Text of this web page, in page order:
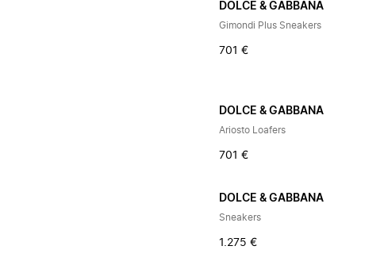
DOLCE & GABBANA
Gimondi Plus Sneakers
701 €
DOLCE & GABBANA
Ariosto Loafers
701 €
DOLCE & GABBANA
Sneakers
1.275 €